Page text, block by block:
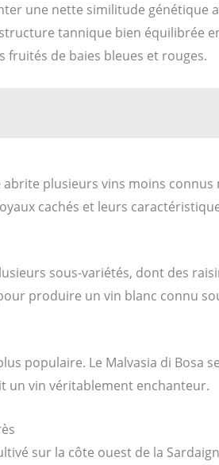
une nette similitude génétique
tannique bien équilibrée
fruités de baies bleues et rouges.
plusieurs vins moins
cachés et leurs
sous-variétés, dont des
produire un vin blanc connu
populaire. Le Malvasia di Bosa
un vin véritablement enchanteur.
sur la côte ouest de la